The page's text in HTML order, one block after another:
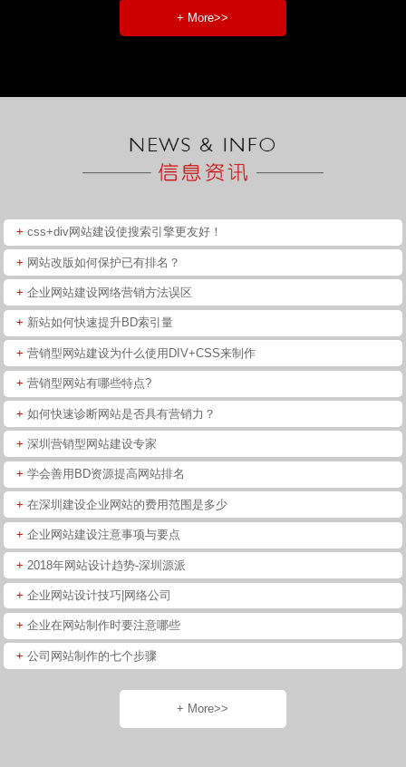
+ More>>
+ css+div网站建设使搜索引擎更友好！
+ 网站改版如何保护已有排名？
+ 企业网站建设网络营销方法误区
+ 新站如何快速提升BD索引量
+ 营销型网站建设为什么使用DIV+CSS来制作
+ 营销型网站有哪些特点?
+ 如何快速诊断网站是否具有营销力？
+ 深圳营销型网站建设专家
+ 学会善用BD资源提高网站排名
+ 在深圳建设企业网站的费用范围是多少
+ 企业网站建设注意事项与要点
+ 2018年网站设计趋势-深圳源派
+ 企业网站设计技巧|网络公司
+ 企业在网站制作时要注意哪些
+ 公司网站制作的七个步骤
+ More>>